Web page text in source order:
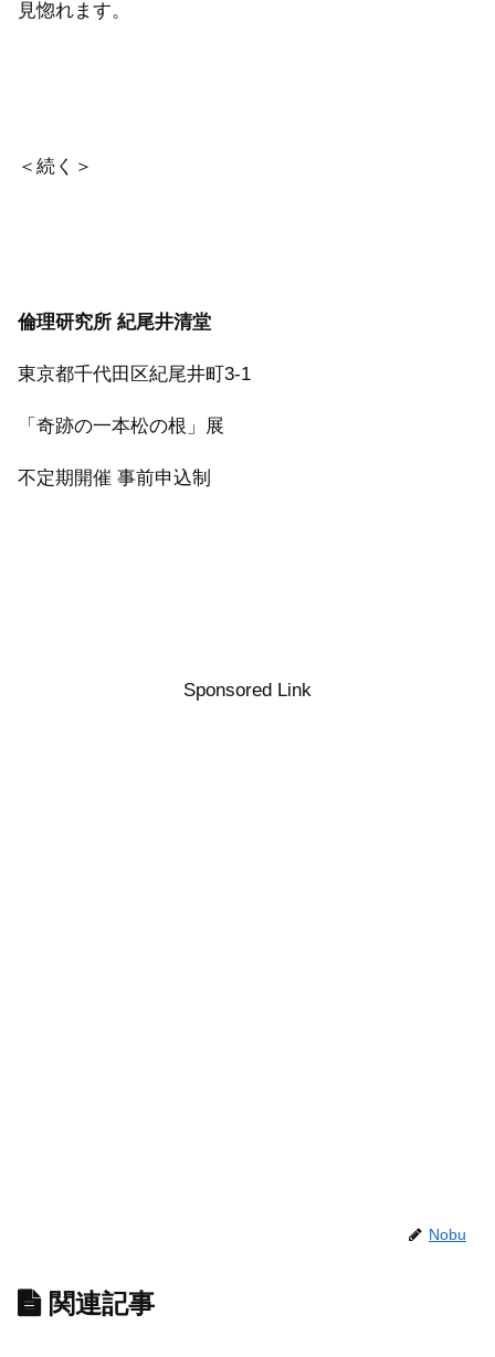
見惚れます。
＜続く＞
倫理研究所 紀尾井清堂
東京都千代田区紀尾井町3-1
「奇跡の一本松の根」展
不定期開催 事前申込制
Sponsored Link
Nobu
関連記事